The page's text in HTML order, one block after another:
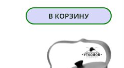
В КОРЗИНУ